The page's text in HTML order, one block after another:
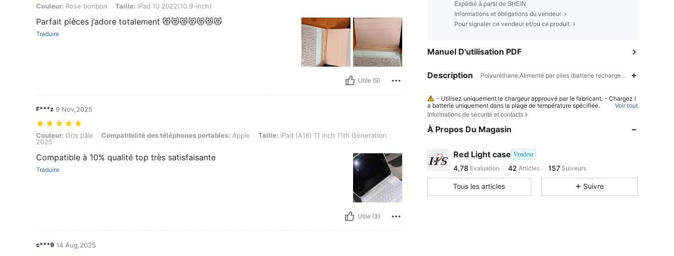
Couleur: Rose bonbon, Taille: iPad 10 2022(10.9-inch)
Couleur: Rose bonbon Taille: iPad 10 2022(10.9-inch)
Parfait pièces j’adore totalement 😻😻😻😻😻😻😻
Traduire
Utile (9)
F***z 9 Nov,2025
Couleur: Gris pâle, Compatibilité des téléphones portables: Apple, Taille: iPad (A16) 11 inch 11th Generation 2025
Couleur: Gris pâle Compatibilité des téléphones portables: Apple Taille: iPad (A16) 11 inch 11th Generation
2025
Compatible à 10% qualité top très satisfaisante
Traduire
Utile (3)
c***9 14 Aug,2025
Expédié à partir de SHEIN
Informations et obligations du vendeur
Pour signaler ce vendeur et/ou ce produit
Manuel D'utilisation PDF
Description Polyuréthane,Alimenté par piles (batterie rechargeable),graphique
- Utilisez uniquement le chargeur approuvé par le fabricant. - Chargez l
a batterie uniquement dans la plage de température spécifiée.
- Remplacer la pile par un modèle incorrect peut provoquer un incendie
u la couper peut provoquer une explosion. - Laisser la pile dans un endroit e
xtrêmement chaud ou sous une pression atmosphérique très basse peut pro
Voir tout
Informations de sécurité et contacts
À Propos Du Magasin
Red Light case Vendeur
4,78 42
4,78
42
Evaluation 42Articles
S***fest en train de naviguer
Tous les articles Suivre